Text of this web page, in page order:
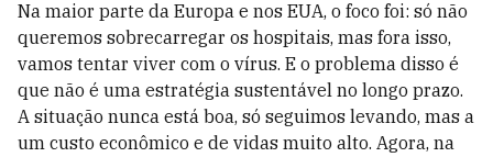
Na maior parte da Europa e nos EUA, o foco foi: só não
queremos sobrecarregar os hospitais, mas fora isso,
vamos tentar viver com o vírus. E o problema disso é
que não é uma estratégia sustentável no longo prazo.
A situação nunca está boa, só seguimos levando, mas a
um custo econômico e de vidas muito alto. Agora, na